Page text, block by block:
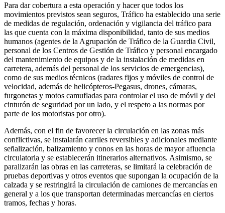
Para dar cobertura a esta operación y hacer que todos los
movimientos previstos sean seguros, Tráfico ha establecido una serie
de medidas de regulación, ordenación y vigilancia del tráfico para
las que cuenta con la máxima disponibilidad, tanto de sus medios
humanos (agentes de la Agrupación de Tráfico de la Guardia Civil,
personal de los Centros de Gestión de Tráfico y personal encargado
del mantenimiento de equipos y de la instalación de medidas en
carretera, además del personal de los servicios de emergencias),
como de sus medios técnicos (radares fijos y móviles de control de
velocidad, además de helicópteros-Pegasus, drones, cámaras,
furgonetas y motos camufladas para controlar el uso de móvil y del
cinturón de seguridad por un lado, y el respeto a las normas por
parte de los motoristas por otro).
Además, con el fin de favorecer la circulación en las zonas más
conflictivas, se instalarán carriles reversibles y adicionales mediante
señalización, balizamiento y conos en las horas de mayor afluencia
circulatoria y se establecerán itinerarios alternativos. Asimismo, se
paralizarán las obras en las carreteras, se limitará la celebración de
pruebas deportivas y otros eventos que supongan la ocupación de la
calzada y se restringirá la circulación de camiones de mercancías en
general y a los que transportan determinadas mercancías en ciertos
tramos, fechas y horas.